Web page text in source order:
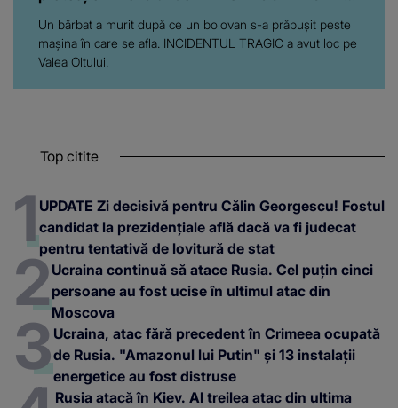
Un bărbat a murit după ce un bolovan s-a prăbușit peste
mașina în care se afla. INCIDENTUL TRAGIC a avut loc pe
Valea Oltului.
Top citite
UPDATE Zi decisivă pentru Călin Georgescu! Fostul
candidat la prezidențiale află dacă va fi judecat
pentru tentativă de lovitură de stat
Ucraina continuă să atace Rusia. Cel puțin cinci
persoane au fost ucise în ultimul atac din
Moscova
Ucraina, atac fără precedent în Crimeea ocupată
de Rusia. "Amazonul lui Putin" și 13 instalații
energetice au fost distruse
Rusia atacă în Kiev. Al treilea atac din ultima